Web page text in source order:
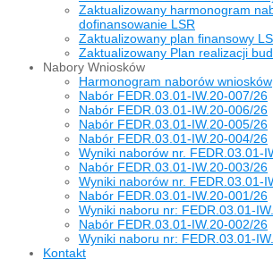
Zaktualizowany harmonogram
dofinansowanie LSR
Zaktualizowany plan finansowy
Zaktualizowany Plan realizacji
Nabory Wniosków
Harmonogram naborów wniosków
Nabór FEDR.03.01-IW.20-007/26
Nabór FEDR.03.01-IW.20-006/26
Nabór FEDR.03.01-IW.20-005/26
Nabór FEDR.03.01-IW.20-004/26
Wyniki naborów nr. FEDR.03.01-
Nabór FEDR.03.01-IW.20-003/26
Wyniki naborów nr. FEDR.03.01-
Nabór FEDR.03.01-IW.20-001/26
Wyniki naboru nr: FEDR.03.01-
Nabór FEDR.03.01-IW.20-002/26
Wyniki naboru nr: FEDR.03.01-
Kontakt